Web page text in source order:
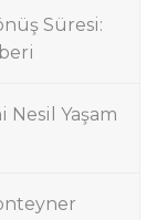
Süresi:
Nesil Yaşam